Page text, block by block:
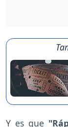
Y es que